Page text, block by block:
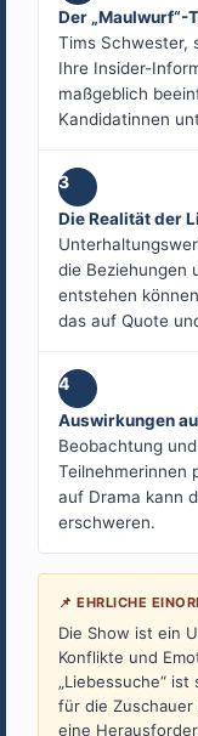
Der „Maulwurf“-
Tims Schwester,
Ihre Insider-
maßgeblich
Kandidatinnen
3
Die Realität der
die Beziehungen
entstehen
das auf Quote
4
Auswirkungen
Beobachtung
Teilnehmerinnen
auf Drama kann
erschweren.
📌 EHRLICHE
Die Show ist ein
Konflikte und
„Liebessuche“
für die
eine